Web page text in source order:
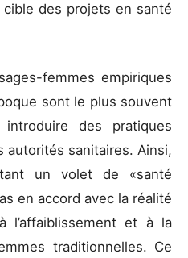
des projets en santé
femmes empiriques
sont le plus souvent
introduire des pratiques
autorités sanitaires. Ainsi,
un volet de «santé
en accord avec la réalité
l’affaiblissement et à la
traditionnelles. Ce